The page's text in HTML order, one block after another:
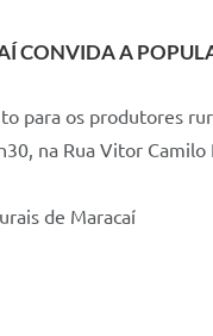
CONVIDA A
para os produtores
na Rua Vitor Camilo
de Maracaí